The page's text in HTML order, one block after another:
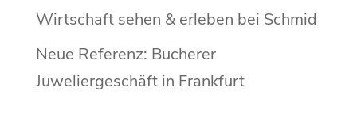
Wirtschaft sehen & erleben bei Schmid
Neue Referenz: Bucherer
Juweliergeschäft in Frankfurt